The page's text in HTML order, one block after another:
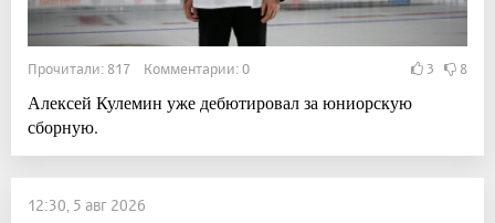
Прочитали: 817 Комментарии: 0 3 8
Алексей Кулемин уже дебютировал за юниорскую
сборную.
12:30, 5 авг 2026